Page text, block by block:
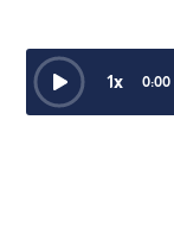
0:00
1x